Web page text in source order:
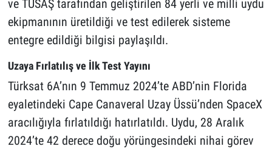
ve TUSAŞ tarafından geliştirilen 84 yerli ve milli uydu
ekipmanının üretildiği ve test edilerek sisteme
entegre edildiği bilgisi paylaşıldı.
Uzaya Fırlatılış ve İlk Test Yayını
Türksat 6A’nın 9 Temmuz 2024’te ABD’nin Florida
eyaletindeki Cape Canaveral Uzay Üssü’nden SpaceX
aracılığıyla fırlatıldığı hatırlatıldı. Uydu, 28 Aralık
2024’te 42 derece doğu yörüngesindeki nihai görev